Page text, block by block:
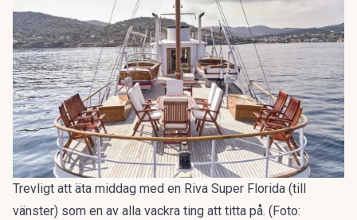
Trevligt att äta middag med en Riva Super Florida (till
vänster) som en av alla vackra ting att titta på. (Foto: